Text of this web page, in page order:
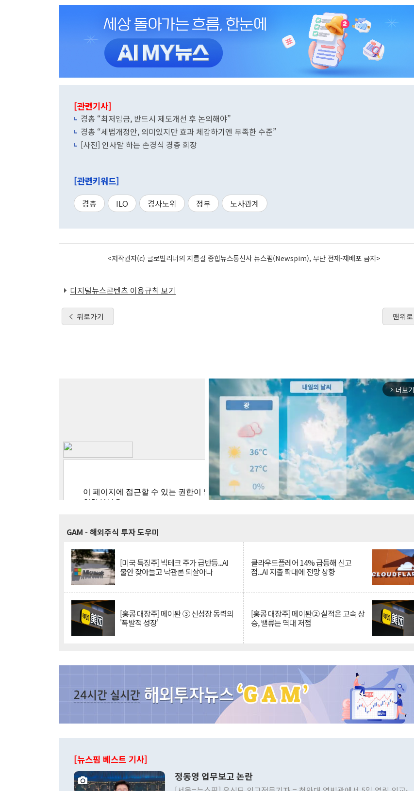
[관련기사]
경총 “최저임금, 반드시 제도개선 후 논의해야”
경총 “세법개정안, 의미있지만 효과 체감하기엔 부족한 수준”
[사진] 인사말 하는 손경식 경총 회장
[관련키워드]
경총 ILO 경사노위 정부 노사관계
<저작권자(c) 글로벌리더의 지름길 종합뉴스통신사 뉴스핌(Newspim), 무단 전재-재배포 금지>
디지털뉴스콘텐츠 이용규칙 보기
뒤로가기 맨위로
arrow_forward_ios 더보기
GAM - 해외주식 투자 도우미
[미국 특징주] 빅테크 주가 급반등...AI
불안 잦아들고 낙관론 되살아나
클라우드플레어 14% 급등해 신고
점...AI 지출 확대에 전망 상향
[홍콩 대장주] 메이퇀 ③ 신성장 동력의
'폭발적 성장'
[홍콩 대장주] 메이퇀② 실적은 고속 상
승, 밸류는 역대 저점
[뉴스핌 베스트 기사]
정동영 업무보고 논란